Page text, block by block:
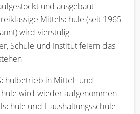
und ausgebaut
Mittelschule (seit 1965
wird vierstufig
Schule und Institut feiern das
in Mittel- und
wird wieder aufgenommen
und Haushaltungsschule